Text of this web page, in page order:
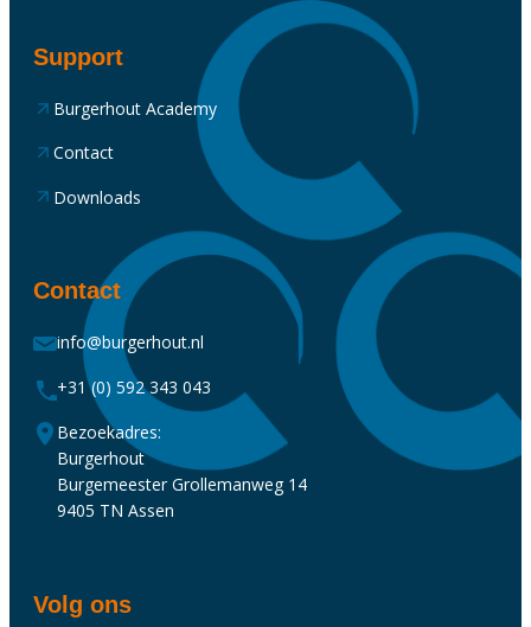
Support
Burgerhout Academy
Contact
Downloads
Contact
info@burgerhout.nl
+31 (0) 592 343 043
Bezoekadres:
Burgerhout
Burgemeester Grollemanweg 14
9405 TN Assen
Volg ons